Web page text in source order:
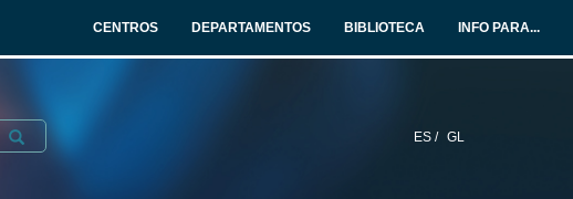
CENTROS DEPARTAMENTOS BIBLIOTECA INFO PARA...
ES / GL
Submit
Presentación das ponentes da mesa redonda - Resposta da universidade ante situacións de acoso